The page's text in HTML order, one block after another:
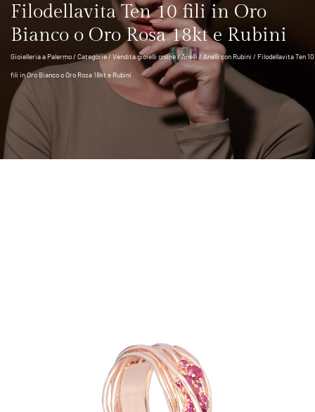
Filodellavita Ten 10 fili in Oro
Bianco o Oro Rosa 18kt e Rubini
Gioielleria a Palermo/Categorie/Vendita gioielli online/Anelli/Anelli con Rubini / Filodellavita Ten 10
fili in Oro Bianco o Oro Rosa 18kt e Rubini